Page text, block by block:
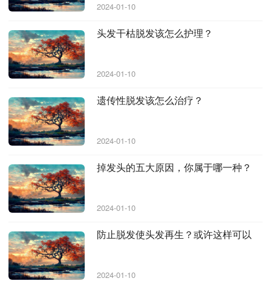
2024-01-10
头发干枯脱发该怎么护理？
2024-01-10
遗传性脱发该怎么治疗？
2024-01-10
掉发头的五大原因，你属于哪一种？
2024-01-10
防止脱发使头发再生？或许这样可以
2024-01-10